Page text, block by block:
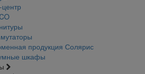
продукция Солярис
шкафы